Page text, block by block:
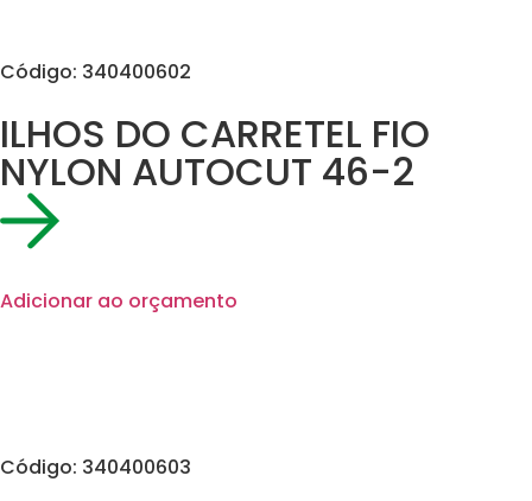
Código: 340400602
ILHOS DO CARRETEL FIO
NYLON AUTOCUT 46-2
Adicionar ao orçamento
Código: 340400603